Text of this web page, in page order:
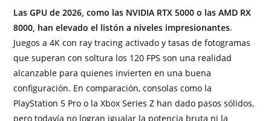
Las GPU de 2026, como las NVIDIA RTX 5000 o las AMD RX
8000, han elevado el listón a niveles impresionantes.
Juegos a 4K con ray tracing activado y tasas de fotogramas
que superan con soltura los 120 FPS son una realidad
alcanzable para quienes invierten en una buena
configuración. En comparación, consolas como la
PlayStation 5 Pro o la Xbox Series Z han dado pasos sólidos,
pero todavía no logran igualar la potencia bruta ni la